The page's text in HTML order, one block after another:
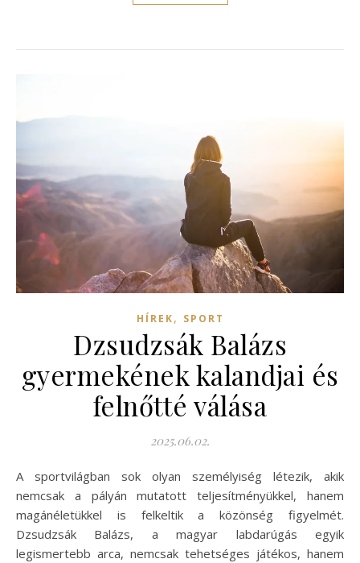
HÍREK, SPORT
Dzsudzsák Balázs
gyermekének kalandjai és
felnőtté válása
2025.06.02.
A sportvilágban sok olyan személyiség létezik, akik
nemcsak a pályán mutatott teljesítményükkel, hanem
magánéletükkel is felkeltik a közönség figyelmét.
Dzsudzsák Balázs, a magyar labdarúgás egyik
legismertebb arca, nemcsak tehetséges játékos, hanem